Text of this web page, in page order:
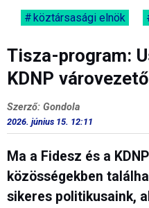
köztársasági elnök
Tisza-program:
KDNP
Szerző: Gondola
2026. június 15. 12:11
Ma a Fidesz és a
közösségekben
sikeres politikusaink,